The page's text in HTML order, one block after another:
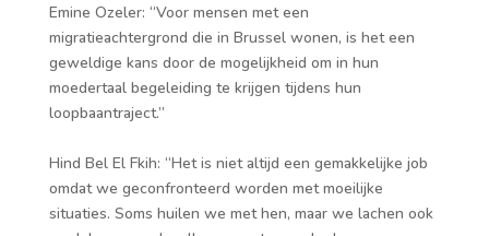
Emine Ozeler: “Voor mensen met een
migratieachtergrond die in Brussel wonen, is het een
geweldige kans door de mogelijkheid om in hun
moedertaal begeleiding te krijgen tijdens hun
loopbaantraject.”
Hind Bel El Fkih: “Het is niet altijd een gemakkelijke job
omdat we geconfronteerd worden met moeilijke
situaties. Soms huilen we met hen, maar we lachen ook